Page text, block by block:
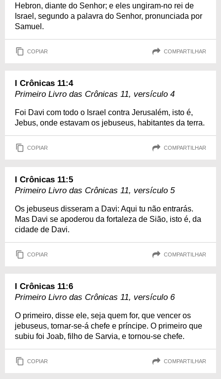
Hebron, diante do Senhor; e eles ungiram-no rei de
Israel, segundo a palavra do Senhor, pronunciada por
Samuel.
COPIAR COMPARTILHAR
I Crônicas 11:4
Primeiro Livro das Crônicas 11, versículo 4
Foi Davi com todo o Israel contra Jerusalém, isto é,
Jebus, onde estavam os jebuseus, habitantes da terra.
COPIAR COMPARTILHAR
I Crônicas 11:5
Primeiro Livro das Crônicas 11, versículo 5
Os jebuseus disseram a Davi: Aqui tu não entrarás.
Mas Davi se apoderou da fortaleza de Sião, isto é, da
cidade de Davi.
COPIAR COMPARTILHAR
I Crônicas 11:6
Primeiro Livro das Crônicas 11, versículo 6
O primeiro, disse ele, seja quem for, que vencer os
jebuseus, tornar-se-á chefe e príncipe. O primeiro que
subiu foi Joab, filho de Sarvia, e tornou-se chefe.
COPIAR COMPARTILHAR